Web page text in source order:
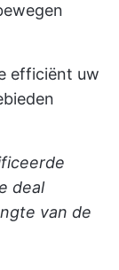
efficiënt uw
deal
van de